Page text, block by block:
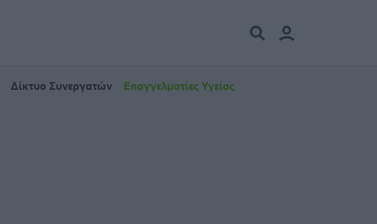
Δίκτυο Συνεργατών Επαγγελματίες Υγείας